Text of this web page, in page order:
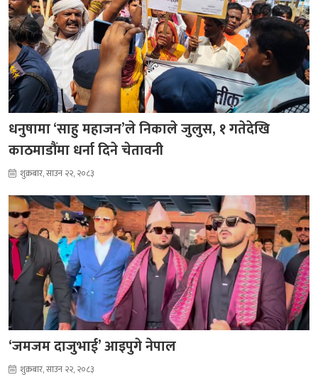
धनुषामा ‘साहु महाजन’ले निकाले जुलुस, १ गतेदेखि
काठमाडौंमा धर्ना दिने चेतावनी
शुक्रबार, साउन २२, २०८३
‘जमजम दाजुभाई’ आइपुगे नेपाल
शुक्रबार, साउन २२, २०८३